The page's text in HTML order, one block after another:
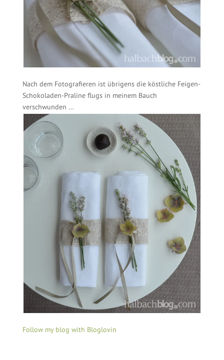
Nach dem Fotografieren ist übrigens die köstliche Feigen-
Schokoladen-Praline flugs in meinem Bauch
verschwunden …
Follow my blog with Bloglovin